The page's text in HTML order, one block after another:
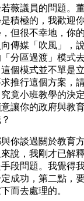
薇議員的問題。
積極的，我歡迎
但很不幸地，你
傳媒「吹風」，
分區過渡」模式
個模式並不單是
推行這個方案，
竟小班教學的決
讓你的政府與教
你談過關於教育
說，我剛才已解
段問題。我覺得
成功，第二點，
而去處理的。